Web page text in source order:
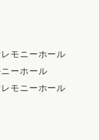
モニーホール
ーホール
モニーホール